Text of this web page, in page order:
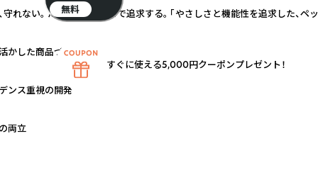
れない。 だから、機能性まで追求する。 「やさしさと機能性を追求した、ペ
かした商品づくり
ンス重視の開発
両立
無料
すぐに使える5,000円クーポンプレゼント！